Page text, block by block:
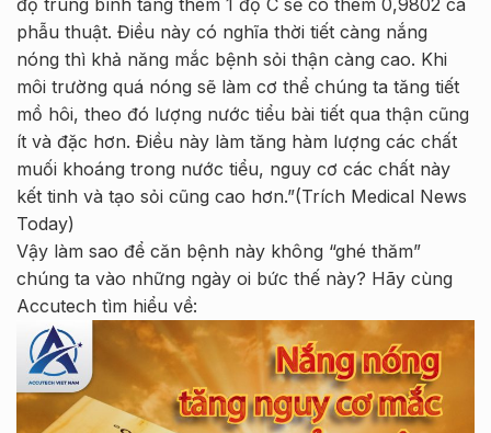
độ trung bình tăng thêm 1 độ C sẽ có thêm 0,9802 ca
phẫu thuật. Điều này có nghĩa thời tiết càng nắng
nóng thì khả năng mắc bệnh sỏi thận càng cao. Khi
môi trường quá nóng sẽ làm cơ thể chúng ta tăng tiết
mồ hôi, theo đó lượng nước tiểu bài tiết qua thận cũng
ít và đặc hơn. Điều này làm tăng hàm lượng các chất
muối khoáng trong nước tiểu, nguy cơ các chất này
kết tinh và tạo sỏi cũng cao hơn.”(Trích Medical News
Today)
Vậy làm sao để căn bệnh này không “ghé thăm”
chúng ta vào những ngày oi bức thế này? Hãy cùng
Accutech tìm hiểu về: